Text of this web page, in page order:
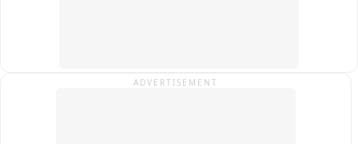
નિયમ પ્રમાણે કાર્યવાહી કરી રહી છે કે પછી કાર્યવાહી કરવામાં પણ
ADVERTISEMENT